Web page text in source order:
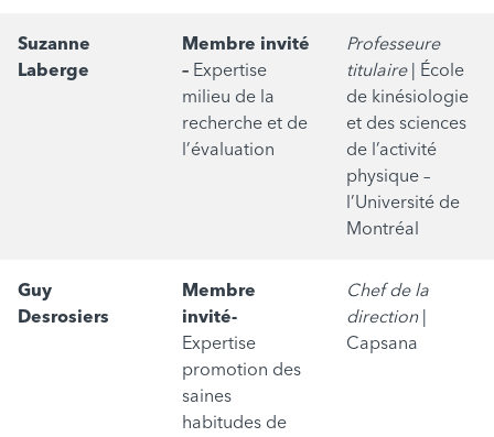
Suzanne
Laberge
Membre invité
– Expertise
milieu de la
recherche et de
l’évaluation
Professeure
titulaire| École
de kinésiologie
et des sciences
de l’activité
physique –
l’Université de
Montréal
Guy
Desrosiers
Membre
invité-
Expertise
promotion des
saines
habitudes de
Chef de la
direction|
Capsana